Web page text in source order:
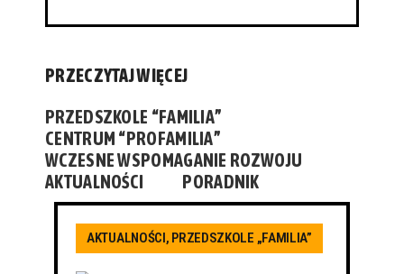
PRZECZYTAJ WIĘCEJ
PRZEDSZKOLE “FAMILIA”
CENTRUM “PROFAMILIA”
WCZESNE WSPOMAGANIE ROZWOJU
AKTUALNOŚCI
PORADNIK
AKTUALNOŚCI , PRZEDSZKOLE „FAMILIA”